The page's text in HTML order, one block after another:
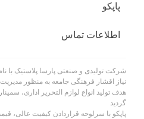
پاپکو
اطلاعات تماس
نیاز اقشار فرهنگی جامعه به منظور
هدف تولید انواع لوازم التحریر اداری،
گردید
پاپکو با سرلوحه قراردادن کیفیت